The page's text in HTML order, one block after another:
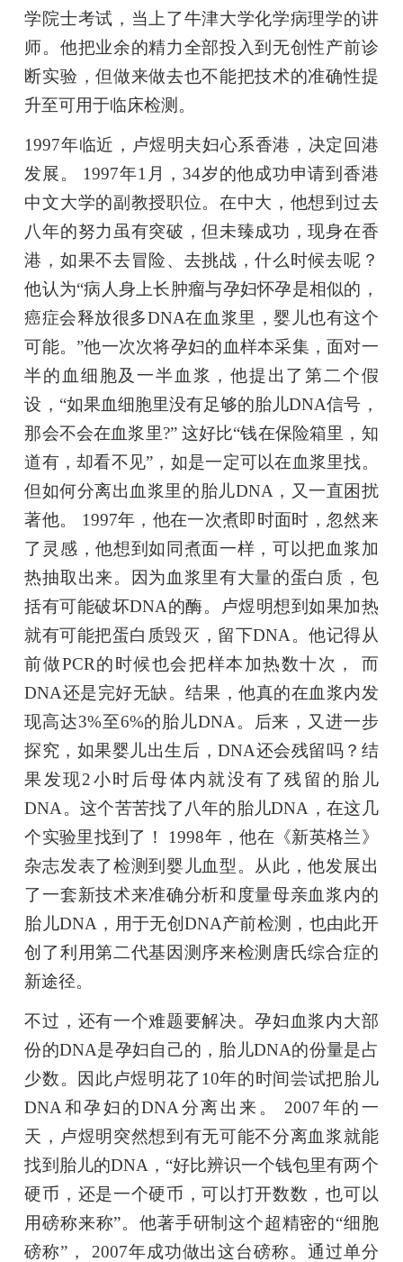
学院士考试，当上了牛津大学化学病理学的讲
师。他把业余的精力全部投入到无创性产前诊
断实验，但做来做去也不能把技术的准确性提
升至可用于临床检测。
1997年临近，卢煜明夫妇心系香港，决定回港
发展。 1997年1月，34岁的他成功申请到香港
中文大学的副教授职位。在中大，他想到过去
八年的努力虽有突破，但未臻成功，现身在香
港，如果不去冒险、去挑战，什么时候去呢？
他认为“病人身上长肿瘤与孕妇怀孕是相似的，
癌症会释放很多DNA在血浆里，婴儿也有这个
可能。”他一次次将孕妇的血样本采集，面对一
半的血细胞及一半血浆，他提出了第二个假
设，“如果血细胞里没有足够的胎儿DNA信号，
那会不会在血浆里?” 这好比“钱在保险箱里，知
道有，却看不见”，如是一定可以在血浆里找。
但如何分离出血浆里的胎儿DNA，又一直困扰
著他。 1997年，他在一次煮即时面时，忽然来
了灵感，他想到如同煮面一样，可以把血浆加
热抽取出来。因为血浆里有大量的蛋白质，包
括有可能破坏DNA的酶。卢煜明想到如果加热
就有可能把蛋白质毁灭，留下DNA。他记得从
前做PCR的时候也会把样本加热数十次， 而
DNA还是完好无缺。结果，他真的在血浆内发
现高达3%至6%的胎儿DNA。后来，又进一步
探究，如果婴儿出生后，DNA还会残留吗？结
果发现2小时后母体内就没有了残留的胎儿
DNA。这个苦苦找了八年的胎儿DNA，在这几
个实验里找到了！ 1998年，他在《新英格兰》
杂志发表了检测到婴儿血型。从此，他发展出
了一套新技术来准确分析和度量母亲血浆内的
胎儿DNA，用于无创DNA产前检测，也由此开
创了利用第二代基因测序来检测唐氏综合症的
新途径。
不过，还有一个难题要解决。孕妇血浆内大部
份的DNA是孕妇自己的，胎儿DNA的份量是占
少数。因此卢煜明花了10年的时间尝试把胎儿
DNA和孕妇的DNA分离出来。 2007年的一
天，卢煜明突然想到有无可能不分离血浆就能
找到胎儿的DNA，“好比辨识一个钱包里有两个
硬币，还是一个硬币，可以打开数数，也可以
用磅称来称”。他著手研制这个超精密的“细胞
磅称”， 2007年成功做出这台磅称。通过单分